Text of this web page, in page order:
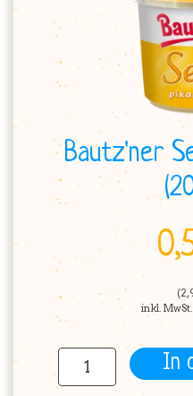
Bautz'ner
inkl. MwSt.
In